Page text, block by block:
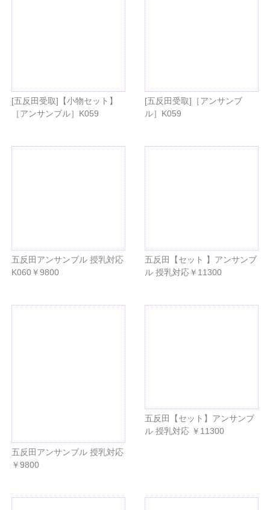
[五反田受取]【小物セット】
［アンサンブル］K059
[五反田受取]［アンサンブ
ル］K059
五反田アンサンブル 授乳対応
K060￥9800
五反田【セット 】アンサンブ
ル 授乳対応￥11300
五反田アンサンブル 授乳対応
￥9800
五反田【セット】アンサンブ
ル 授乳対応 ￥11300